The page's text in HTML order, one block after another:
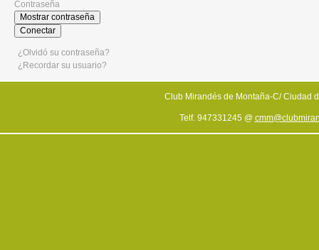
Contraseña
Mostrar contraseña
Conectar
¿Olvidó su contraseña?
¿Recordar su usuario?
Club Mirandés de Montaña-C/ Ciudad
Telf. 947331245 @